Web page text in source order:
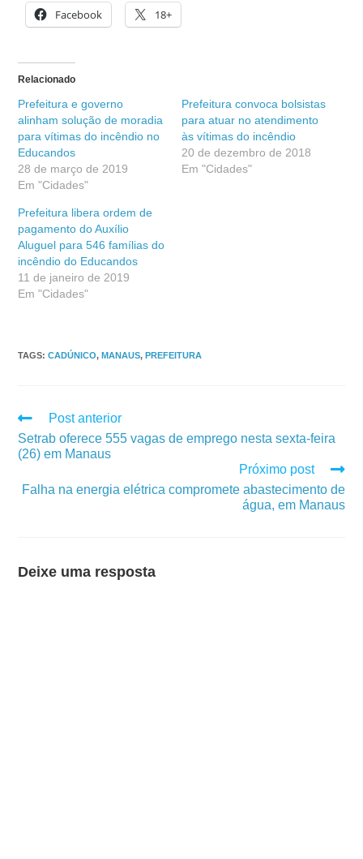
Facebook 18+
Relacionado
Prefeitura e governo
alinham solução de moradia
para vítimas do incêndio no
Educandos
28 de março de 2019
Em "Cidades"
Prefeitura convoca bolsistas
para atuar no atendimento
às vítimas do incêndio
20 de dezembro de 2018
Em "Cidades"
Prefeitura libera ordem de
pagamento do Auxílio
Aluguel para 546 famílias do
incêndio do Educandos
11 de janeiro de 2019
Em "Cidades"
TAGS:CADÚNICO, MANAUS, PREFEITURA
Post anterior
Setrab oferece 555 vagas de emprego nesta sexta-feira
(26) em Manaus
Próximo post
Falha na energia elétrica compromete abastecimento de
água, em Manaus
Deixe uma resposta